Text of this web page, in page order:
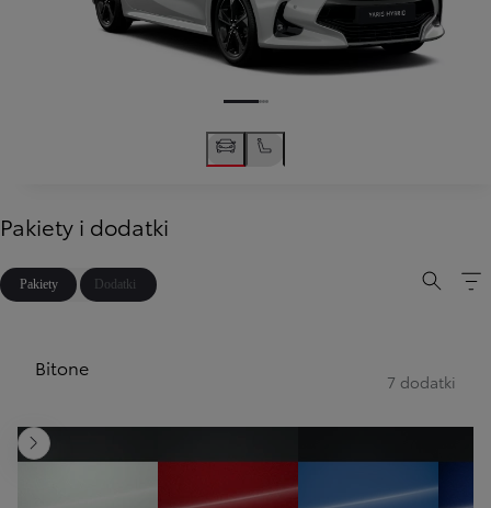
Pakiety i dodatki
Pakiety Dodatki
Bitone
7 dodatki
Następny